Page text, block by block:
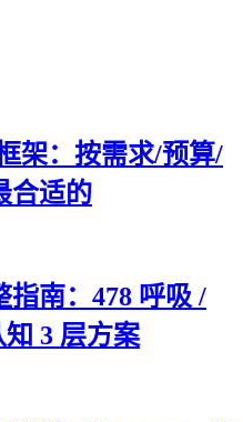
架：按需求/预算/
合适的
指南：478 呼吸 /
3 层方案